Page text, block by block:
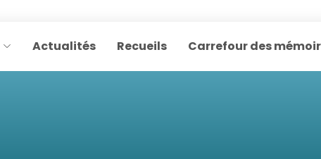
Actualités Recueils Carrefour des